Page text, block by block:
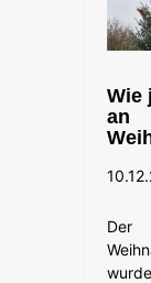
Wie
an
Der